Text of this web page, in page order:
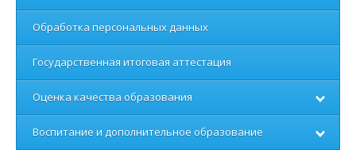
Обработка персональных данных
Государственная итоговая аттестация
Оценка качества образования
Воспитание и дополнительное образование